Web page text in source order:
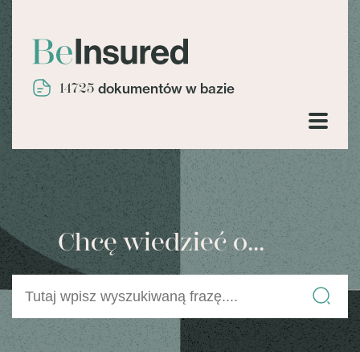
14725 dokumentów w bazie
Chcę wiedzieć o...